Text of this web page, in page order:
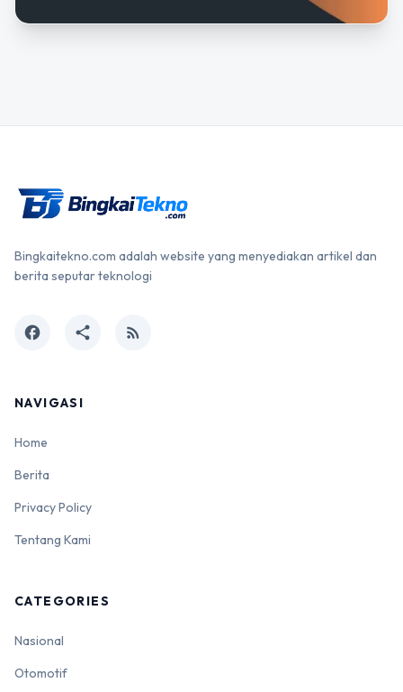
Bingkaitekno.com adalah website yang menyediakan artikel dan
berita seputar teknologi
facebook share rss_feed
NAVIGASI
Home
Berita
Privacy Policy
Tentang Kami
CATEGORIES
Nasional
Otomotif